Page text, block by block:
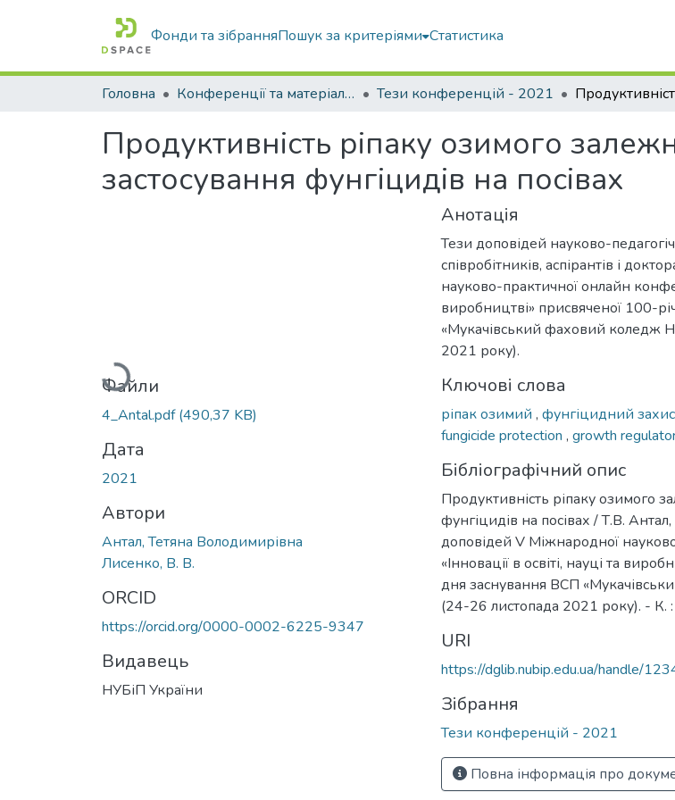
Фонди та зібранняПошук за критеріями Статистика
Головна Конференції та матеріали конференцій Тези конференцій - 2021
Продуктивність ріпаку озимого
застосування фунгіцидів на посівах
Вантажиться...
Файли
4_Antal.pdf(490,37 KB)
Дата
2021
Автори
Антал, Тетяна Володимирівна
Лисенко, В. В.
ORCID
https://orcid.org/0000-0002-6225-9347
Видавець
НУБіП України
Анотація
Тези доповідей науково-
співробітників, аспірантів і
науково-практичної онлайн
виробництві» присвяченої 100-
«Мукачівський фаховий коледж
2021 року).
Ключові слова
ріпак озимий , фунгіцидний
fungicide protection , growth
Бібліографічний опис
Продуктивність ріпаку озимого
фунгіцидів на посівах / Т.В.
доповідей V Міжнародної
«Інновації в освіті, науці та
дня заснування ВСП
(24-26 листопада 2021 року). - К.
URI
https://dglib.nubip.edu.ua/handle/
Зібрання
Тези конференцій - 2021
Повна інформація про